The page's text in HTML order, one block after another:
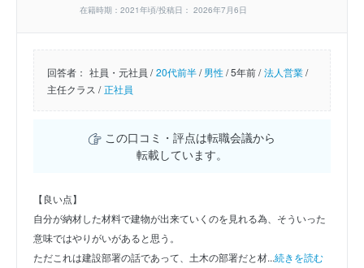
在籍時期：2021年頃/投稿日： 2026年7月6日
回答者： 社員・元社員 / 20代前半/男性/5年前 / 法人営業/
主任クラス / 正社員
この口コミ・評点は転職会議から
転載しています。
【良い点】
自分が納材した材料で建物が出来ていくのを見れる為、そういった
意味ではやりがいがあると思う。
ただこれは建設部署の話であって、土木の部署だと材...続きを読む